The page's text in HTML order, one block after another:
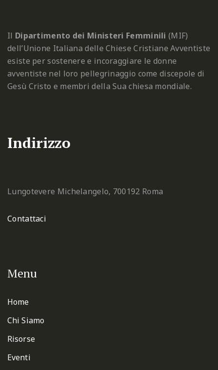
Il Dipartimento dei Ministeri Femminili (MIF)
dell’Unione Italiana delle Chiese Cristiane Avventiste
esiste per sostenere e incoraggiare le donne
avventiste nel loro pellegrinaggio come discepole di
Gesù Cristo e membri della Sua chiesa mondiale.
Indirizzo
Lungotevere Michelangelo, 700192 Roma
Contattaci
Menu
Home
Chi Siamo
Risorse
Eventi